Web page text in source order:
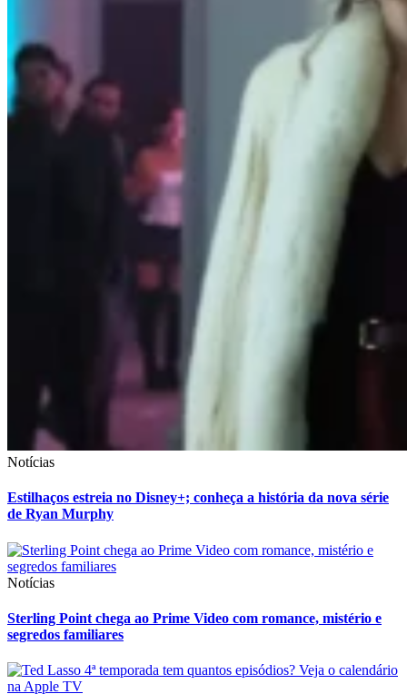
Notícias
Estilhaços estreia no Disney+; conheça a história da nova série
de Ryan Murphy
Notícias
Sterling Point chega ao Prime Video com romance, mistério e
segredos familiares